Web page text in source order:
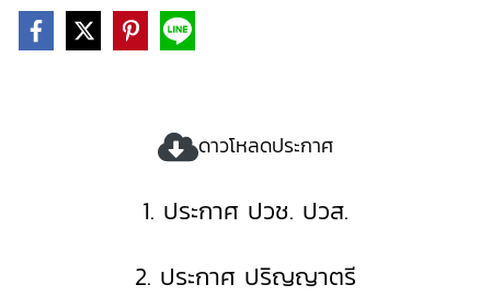
ดาวโหลดประกาศ
1. ประกาศ ปวช. ปวส.
2. ประกาศ ปริญญาตรี